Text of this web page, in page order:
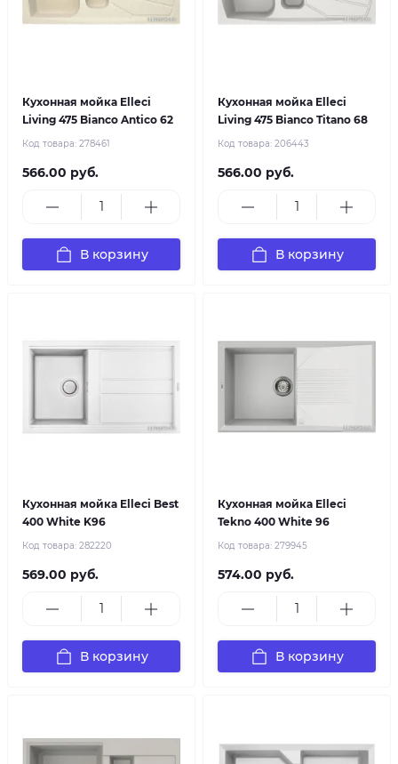
Кухонная мойка Elleci
Living 475 Bianco Antico 62
Код товара: 278461
566.00 руб.
В корзину
Кухонная мойка Elleci
Living 475 Bianco Titano 68
Код товара: 206443
566.00 руб.
В корзину
Кухонная мойка Elleci Best
400 White K96
Код товара: 282220
569.00 руб.
В корзину
Кухонная мойка Elleci
Tekno 400 White 96
Код товара: 279945
574.00 руб.
В корзину